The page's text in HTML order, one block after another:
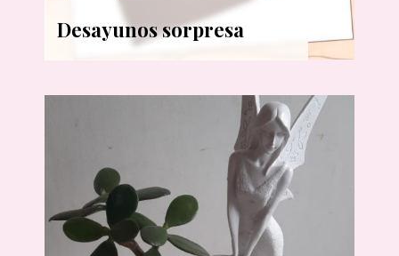
Desayunos sorpresa